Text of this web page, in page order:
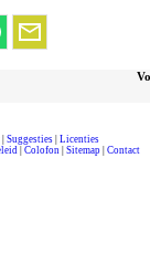
| Suggesties| Licenties
| Colofon| Sitemap| Contact